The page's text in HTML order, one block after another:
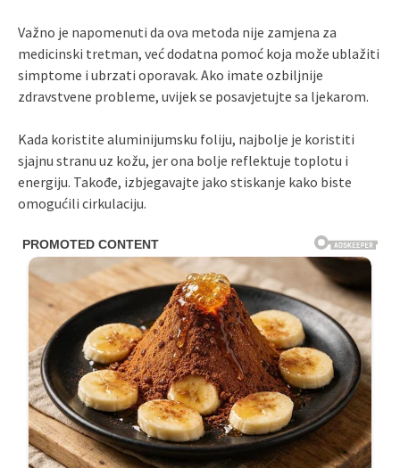
Važno je napomenuti da ova metoda nije zamjena za
medicinski tretman, već dodatna pomoć koja može ublažiti
simptome i ubrzati oporavak. Ako imate ozbiljnije
zdravstvene probleme, uvijek se posavjetujte sa ljekarom.
Kada koristite aluminijumsku foliju, najbolje je koristiti
sjajnu stranu uz kožu, jer ona bolje reflektuje toplotu i
energiju. Takođe, izbjegavajte jako stiskanje kako biste
omogućili cirkulaciju.